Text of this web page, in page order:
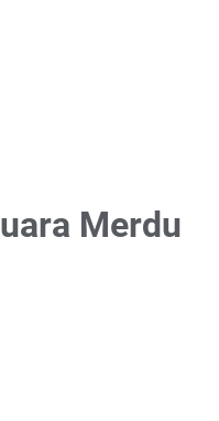
Merdu